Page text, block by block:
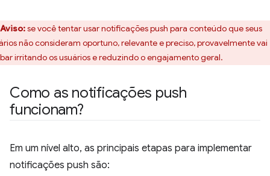
Aviso:se você tentar usar notificações push para conteúdo que seus
não consideram oportuno, relevante e preciso, provavelmente vai
irritando os usuários e reduzindo o engajamento geral.
Como as notificações push
funcionam?
Em um nível alto, as principais etapas para implementar
notificações push são: